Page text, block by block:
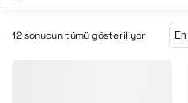
12 sonucun tümü gösteriliyor